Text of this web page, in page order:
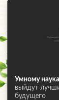
Умному наука
выйдут
будущего